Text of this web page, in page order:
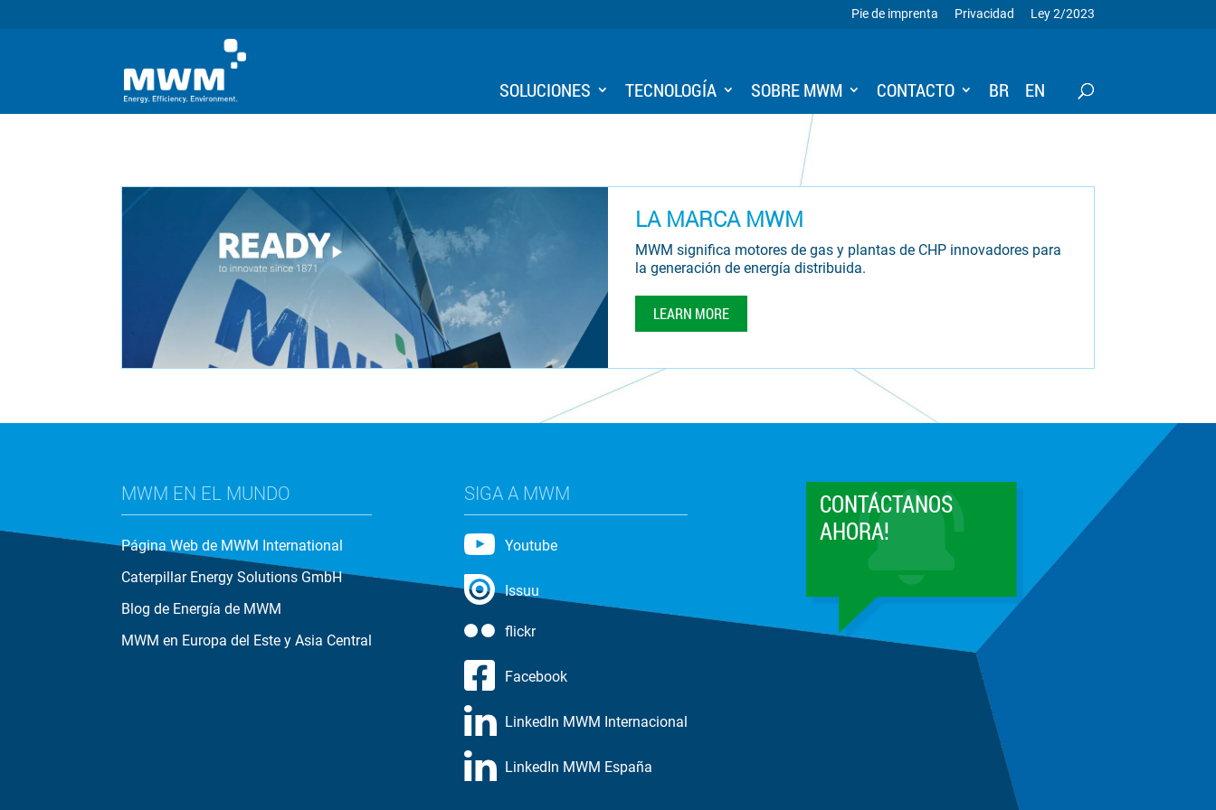
Pie de imprenta Privacidad Ley 2/2023
SOLUCIONES TECNOLOGÍA SOBRE MWM CONTACTO BR EN
LA MARCA MWM
MWM significa motores de gas y plantas de CHP innovadores para
la generación de energía distribuida.
LEARN MORE
MWM EN EL MUNDO
Página Web de MWM International
Caterpillar Energy Solutions GmbH
Blog de Energía de MWM
MWM en Europa del Este y Asia Central
SIGA A MWM
Youtube
Issuu
flickr
Facebook
LinkedIn MWM Internacional
LinkedIn MWM España
CONTÁCTANOS
AHORA!